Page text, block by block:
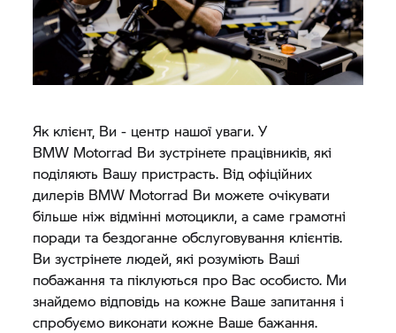
Як клієнт, Ви - центр нашої уваги. У
BMW Motorrad Ви зустрінете працівників, які
поділяють Вашу пристрасть. Від офіційних
дилерів BMW Motorrad Ви можете очікувати
більше ніж відмінні мотоцикли, а саме грамотні
поради та бездоганне обслуговування клієнтів.
Ви зустрінете людей, які розуміють Ваші
побажання та піклуються про Вас особисто. Ми
знайдемо відповідь на кожне Ваше запитання і
спробуємо виконати кожне Ваше бажання.